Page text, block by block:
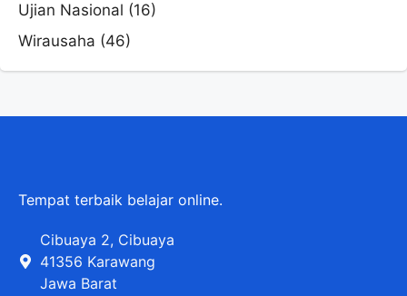
Ujian Nasional (16)
Wirausaha (46)
Tempat terbaik belajar online.
Cibuaya 2, Cibuaya
41356 Karawang
Jawa Barat